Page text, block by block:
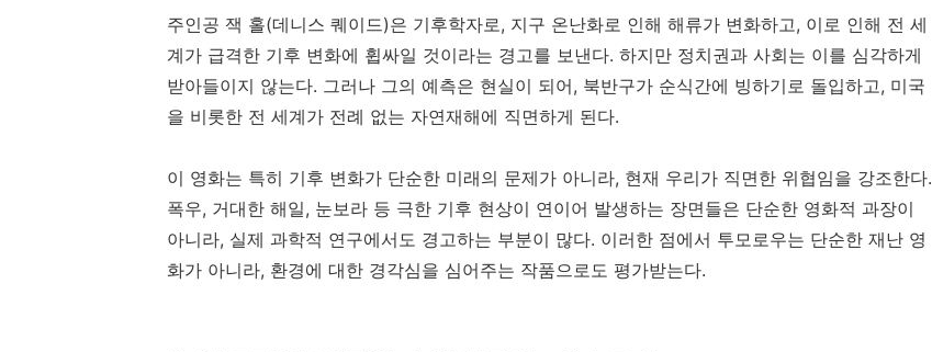
주인공 잭 홀(데니스 퀘이드)은 기후학자로, 지구 온난화로 인해 해류가 변화하고, 이로 인해 전 세
계가 급격한 기후 변화에 휩싸일 것이라는 경고를 보낸다. 하지만 정치권과 사회는 이를 심각하게
받아들이지 않는다. 그러나 그의 예측은 현실이 되어, 북반구가 순식간에 빙하기로 돌입하고, 미국
을 비롯한 전 세계가 전례 없는 자연재해에 직면하게 된다.
이 영화는 특히 기후 변화가 단순한 미래의 문제가 아니라, 현재 우리가 직면한 위협임을 강조한다.
폭우, 거대한 해일, 눈보라 등 극한 기후 현상이 연이어 발생하는 장면들은 단순한 영화적 과장이
아니라, 실제 과학적 연구에서도 경고하는 부분이 많다. 이러한 점에서 투모로우는 단순한 재난 영
화가 아니라, 환경에 대한 경각심을 심어주는 작품으로도 평가받는다.